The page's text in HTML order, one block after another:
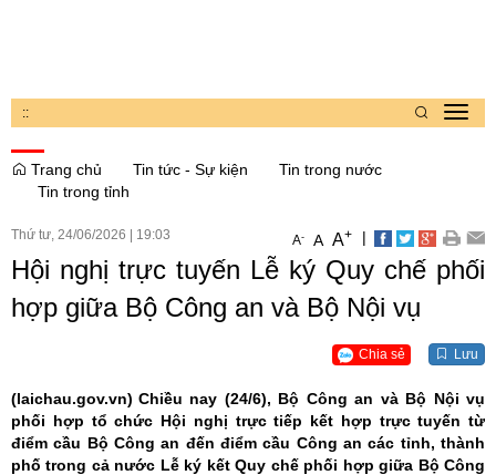
::
Trang chủ
Tin tức - Sự kiện
Tin trong nước
Tin trong tỉnh
Thứ tư, 24/06/2026 19:03 A- A A+ |
Hội nghị trực tuyến Lễ ký Quy chế phối
hợp giữa Bộ Công an và Bộ Nội vụ
Chia sẻ Lưu
(laichau.gov.vn) Chiều nay (24/6), Bộ Công an và Bộ Nội vụ
phối hợp tổ chức Hội nghị trực tiếp kết hợp trực tuyến từ
điểm cầu Bộ Công an đến điểm cầu Công an các tỉnh, thành
phố trong cả nước Lễ ký kết Quy chế phối hợp giữa Bộ Công